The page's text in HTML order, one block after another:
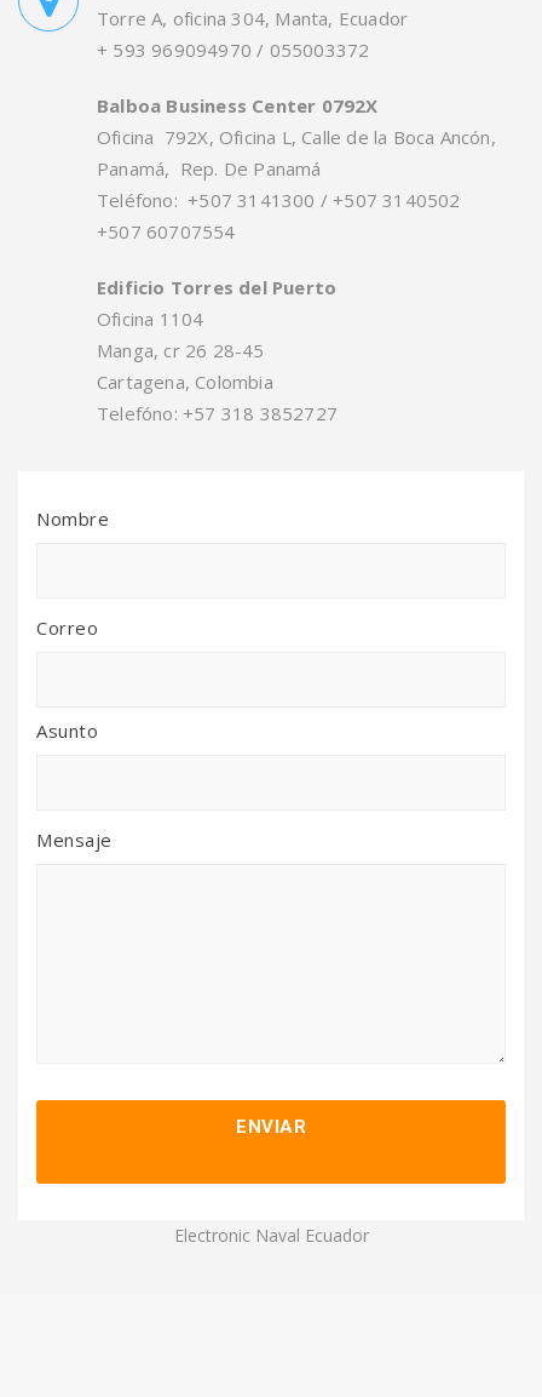
Torre A, oficina 304, Manta, Ecuador
+ 593 969094970 / 055003372
Balboa Business Center 0792X
Oficina 792X, Oficina L, Calle de la Boca Ancón,
Panamá, Rep. De Panamá
Teléfono: +507 3141300 / +507 3140502
+507 60707554
Edificio Torres del Puerto
Oficina 1104
Manga, cr 26 28-45
Cartagena, Colombia
Telefóno: +57 318 3852727
Nombre
Correo
Asunto
Mensaje
Electronic Naval Ecuador